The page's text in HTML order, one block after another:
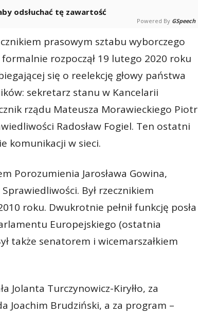
odsłuchać tę zawartość
Powered By GSpeech
prasowym sztabu wyborczego
rozpoczął 19 lutego 2020 roku
się o reelekcję głowy państwa
sekretarz stanu w Kancelarii
rządu Mateusza Morawieckiego Piotr
Radosław Fogiel. Ten ostatni
komunikacji w sieci.
Porozumienia Jarosława Gowina,
Był rzecznikiem
roku. Dwukrotnie pełnił funkcję posła
Europejskiego (ostatnia
także senatorem i wicemarszałkiem
Jolanta Turczynowicz-Kiryłło, za
Joachim Brudziński, a za program –